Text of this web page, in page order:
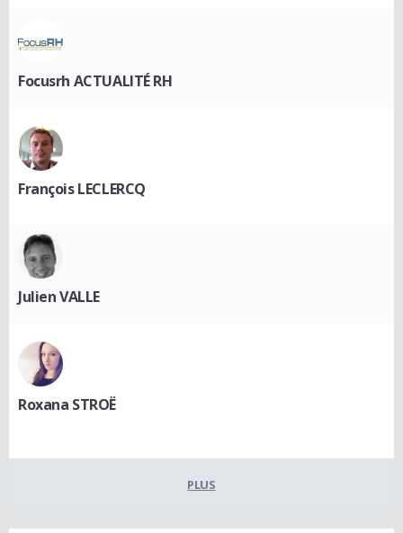
Focusrh ACTUALITÉ RH
François LECLERCQ
Julien VALLE
Roxana STROË
PLUS